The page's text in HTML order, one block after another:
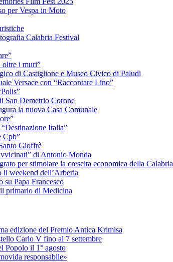
per Vespa in Moto
Calabria Festival
i muri”
di Castiglione e Museo Civico di Paludi
Versace con “Raccontare Lino”
San Demetrio Corone
la nuova Casa Comunale
Italia”
Cpb”
Gioffrè
di Antonio Monda
per stimolare la crescita economica della Calabria
weekend dell’Arberia
Papa Francesco
primario di Medicina
edizione del Premio Antica Krimisa
Carlo V fino al 7 settembre
Popolo il 1° agosto
responsabile»